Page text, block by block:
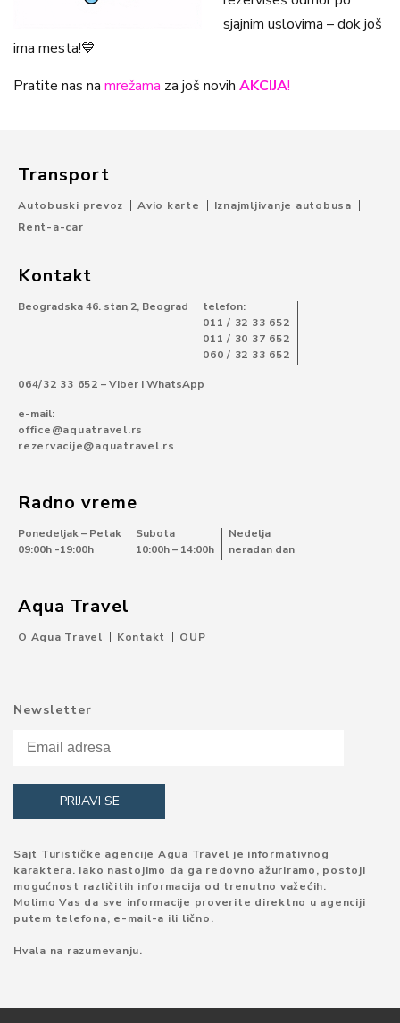
sjajnim uslovima – dok još
ima mesta!💙
Pratite nas na mrežama za još novih AKCIJA!
Transport
Autobuski prevoz Avio karte
Iznajmljivanje autobusa
Rent-a-car
Kontakt
Beogradska 46. stan 2, Beograd
telefon:
011 / 32 33 652
011 / 30 37 652
060 / 32 33 652
064/32 33 652 – Viber i WhatsApp
e-mail:
office@aquatravel.rs
rezervacije@aquatravel.rs
Radno vreme
Ponedeljak – Petak
09:00h -19:00h
Subota
10:00h – 14:00h
Nedelja
neradan dan
Aqua Travel
O Aqua Travel Kontakt OUP
Newsletter
Sajt Turističke agencije Agua Travel je informativnog
karaktera. Iako nastojimo da ga redovno ažuriramo, postoji
mogućnost različitih informacija od trenutno važećih.
Molimo Vas da sve informacije proverite direktno u agenciji
putem telefona, e-mail-a ili lično.
Hvala na razumevanju.